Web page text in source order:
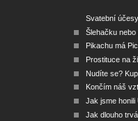
Svatební účesy
Šlehačku nebo
Pikachu má
Prostituce na
Nudíte se?
Končím náš
Jak jsme honili
Jak dlouho